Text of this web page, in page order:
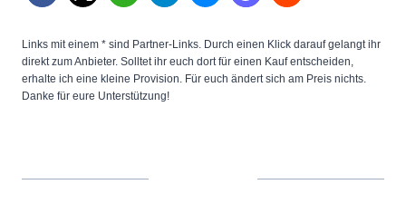
Links mit einem * sind Partner-Links. Durch einen Klick darauf gelangt ihr
direkt zum Anbieter. Solltet ihr euch dort für einen Kauf entscheiden,
erhalte ich eine kleine Provision. Für euch ändert sich am Preis nichts.
Danke für eure Unterstützung!